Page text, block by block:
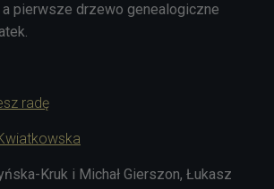
pierwsze drzewo genealogiczne
radę
Kruk i Michał Gierszon, Łukasz